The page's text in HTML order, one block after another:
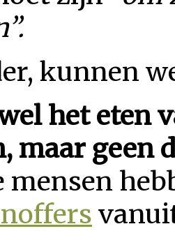
kunnen
het eten
maar geen
mensen